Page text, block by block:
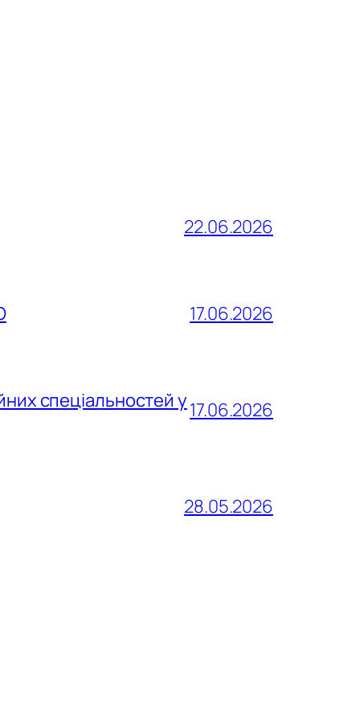
22.06.2026
17.06.2026
спеціальностей у17.06.2026
28.05.2026